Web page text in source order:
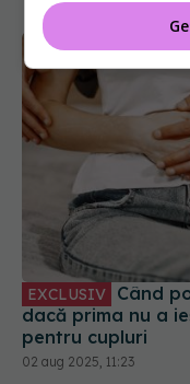
EXCLUSIV
dacă prima nu a
pentru cupluri
02 aug 2025, 11:23